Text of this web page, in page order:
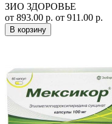
ЗИО ЗДОРОВЬЕ
от 893.00 р. от 911.00 р.
В корзину